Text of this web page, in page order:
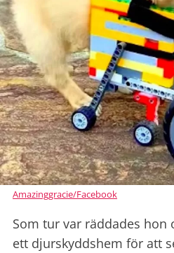
Amazinggracie/Facebook
Som tur var räddades hon
ett djurskyddshem för att